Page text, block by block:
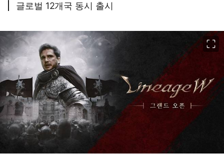
글로벌 12개국 동시 출시